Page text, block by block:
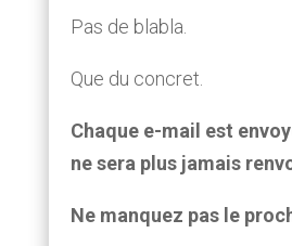
Pas de blabla.
Que du concret.
Chaque e-mail est
ne sera plus jamais
Ne manquez pas le